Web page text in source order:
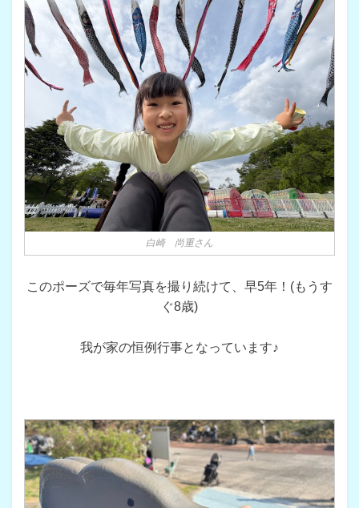
白崎 尚重さん
このポーズで毎年写真を撮り続けて、早5年！(もうす
ぐ8歳)
我が家の恒例行事となっています♪